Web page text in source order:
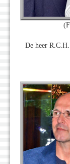
De heer